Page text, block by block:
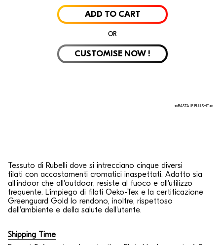
ADD TO CART
OR
CUSTOMISE NOW !
≪BASTA LE BULLSHIT≫
Tessuto di Rubelli dove si intrecciano cinque diversi
filati con accostamenti cromatici inaspettati. Adatto sia
all'indoor che all'outdoor, resiste al fuoco e all'utilizzo
frequente. L'impiego di filati Oeko-Tex e la certificazione
Greenguard Gold lo rendono, inoltre, rispettoso
dell'ambiente e della salute dell'utente.
Shipping Time